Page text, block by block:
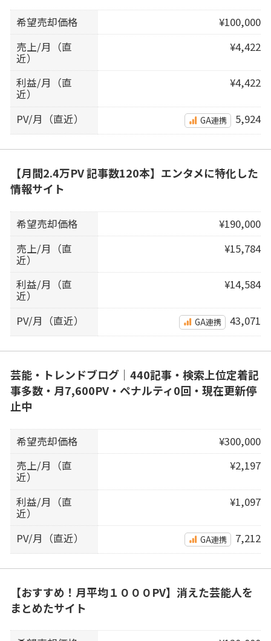
希望売却価格
¥100,000
売上/月（直
近）
¥4,422
利益/月（直
近）
¥4,422
PV/月（直近） GA連携 5,924
【月間2.4万PV 記事数120本】エンタメに特化した
情報サイト
希望売却価格
¥190,000
売上/月（直
近）
¥15,784
利益/月（直
近）
¥14,584
PV/月（直近） GA連携 43,071
芸能・トレンドブログ｜440記事・検索上位定着記
事多数・月7,600PV・ペナルティ0回・現在更新停
止中
希望売却価格
¥300,000
売上/月（直
近）
¥2,197
利益/月（直
近）
¥1,097
PV/月（直近） GA連携 7,212
【おすすめ！月平均１０００PV】消えた芸能人を
まとめたサイト